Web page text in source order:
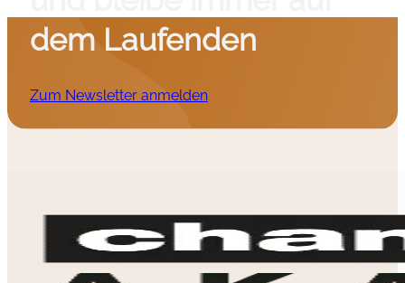
dem Laufenden
Zum Newsletter anmelden